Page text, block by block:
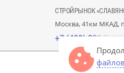
СТРОЙРЫНОК
Москва, 41км МКАД,
+7 (499) 226-74-18